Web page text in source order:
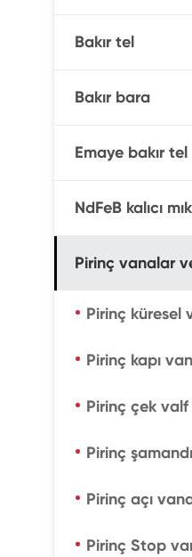
Bakır tel
Bakır bara
Emaye bakır tel
NdFeB kalıcı
Pirinç vanalar
Pirinç küresel
Pirinç kapı
Pirinç çek valf
Pirinç
Pirinç açı
Pirinç Stop